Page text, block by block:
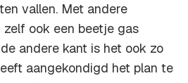
vallen. Met andere
ook een beetje gas
andere kant is het ook zo
aangekondigd het plan te